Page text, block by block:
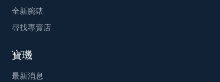
全新腕錶
尋找專賣店
寶璣
最新消息